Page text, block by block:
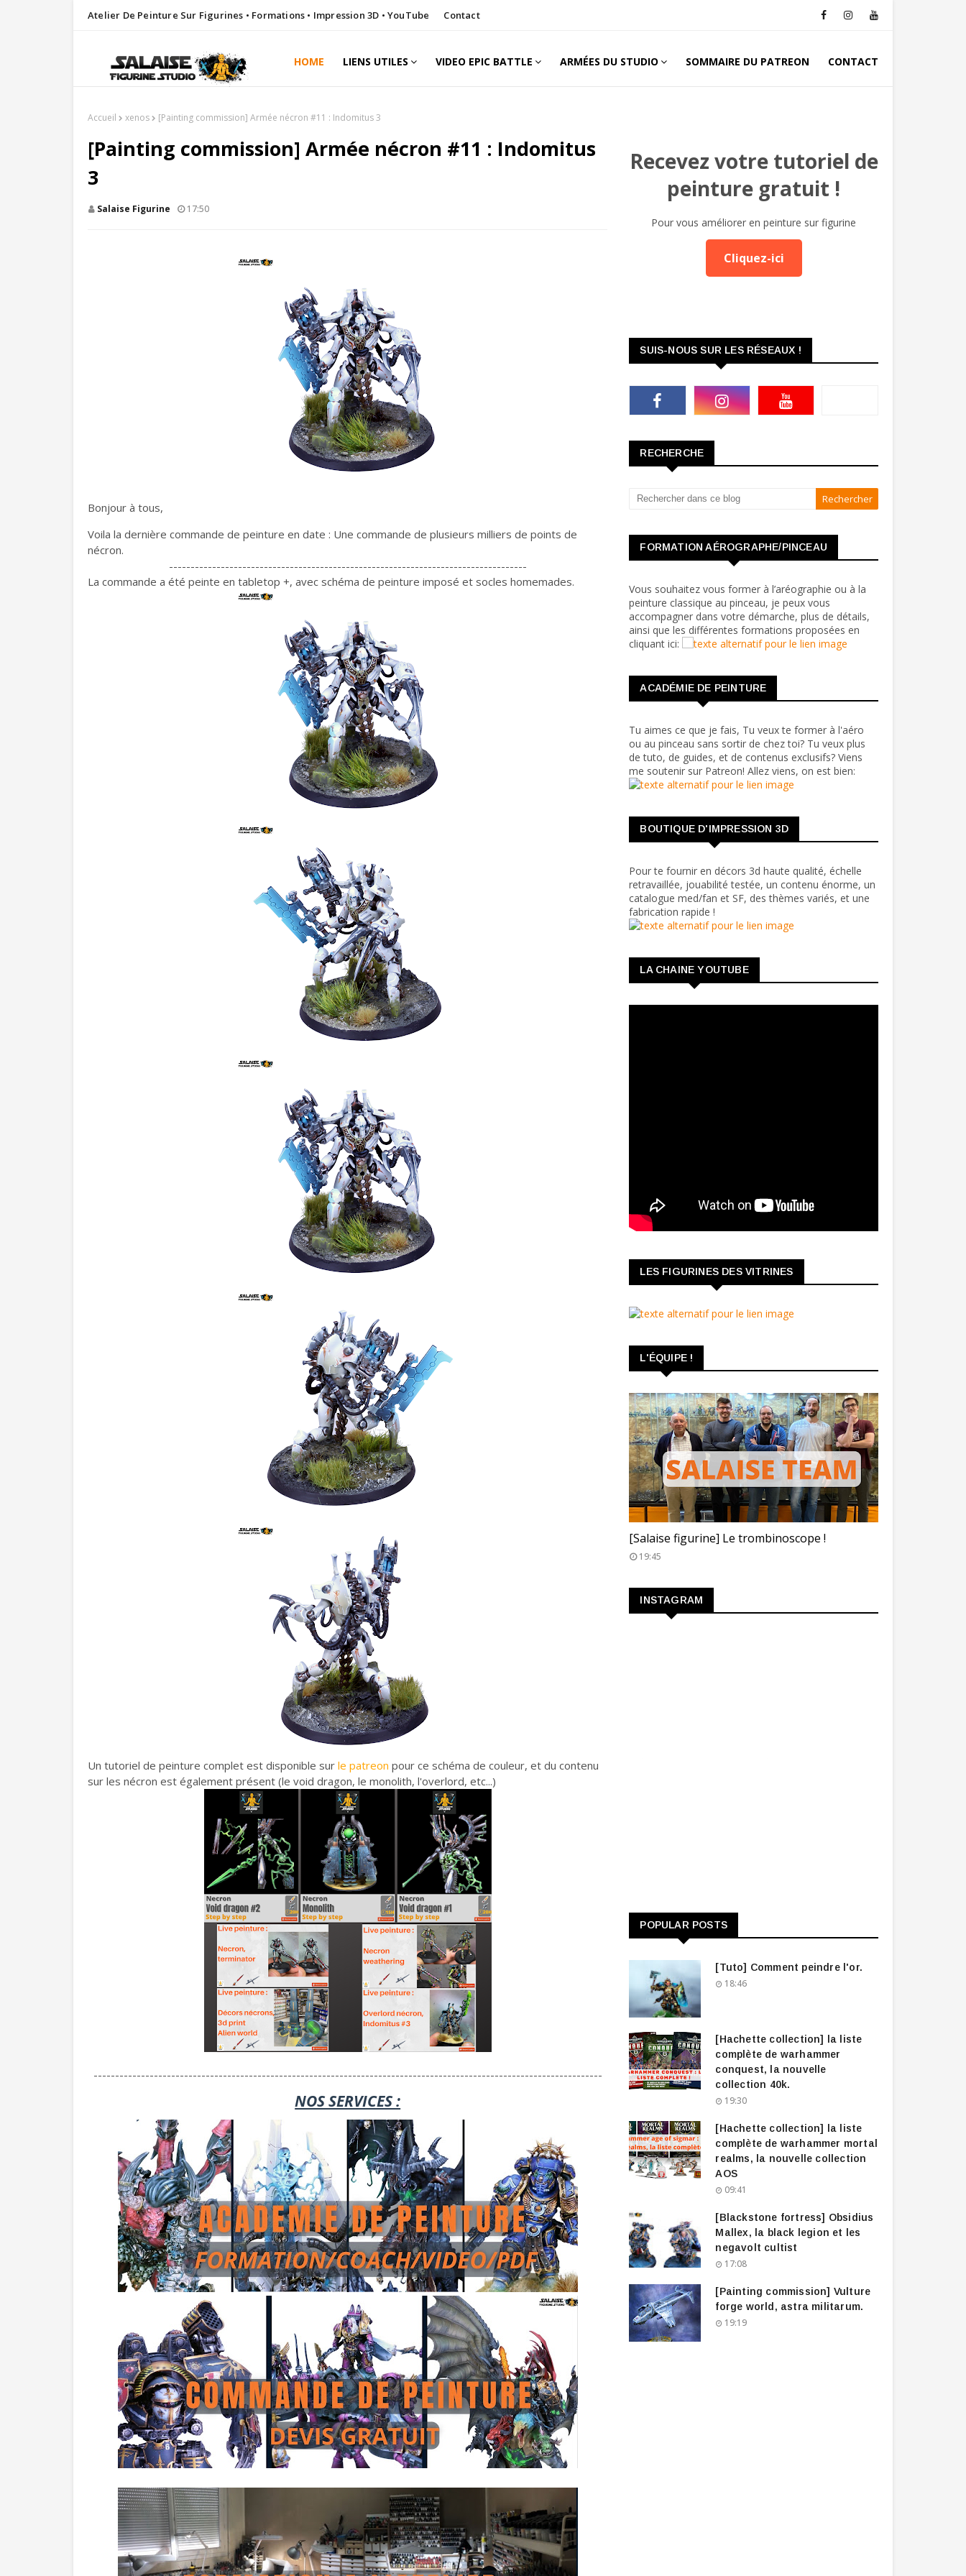
Atelier De Peinture Sur Figurines • Formations • Impression 3D • YouTube Contact
HOME LIENS UTILES VIDEO EPIC BATTLE ARMÉES DU STUDIO SOMMAIRE DU PATREON CONTACT
Accueil xenos [Painting commission] Armée nécron #11 : Indomitus 3
[Painting commission] Armée nécron #11 : Indomitus
3
Salaise Figurine 17:50
Bonjour à tous,
Voila la dernière commande de peinture en date : Une commande de plusieurs milliers de points de
nécron.
-----------------------------------------------------------------------------------
La commande a été peinte en tabletop +, avec schéma de peinture imposé et socles homemades.
Un tutoriel de peinture complet est disponible sur le patreon pour ce schéma de couleur, et du contenu
sur les nécron est également présent (le void dragon, le monolith, l'overlord, etc...)
----------------------------------------------------------------------------------------------------------------------
NOS SERVICES :
Recevez votre tutoriel de
peinture gratuit !
Pour vous améliorer en peinture sur figurine
Cliquez-ici
SUIS-NOUS SUR LES RÉSEAUX !
RECHERCHE
FORMATION AÉROGRAPHE/PINCEAU
Vous souhaitez vous former à l’aréographie ou à la
peinture classique au pinceau, je peux vous
accompagner dans votre démarche, plus de détails,
ainsi que les différentes formations proposées en
cliquant ici:
ACADÉMIE DE PEINTURE
Tu aimes ce que je fais, Tu veux te former à l'aéro
ou au pinceau sans sortir de chez toi? Tu veux plus
de tuto, de guides, et de contenus exclusifs? Viens
me soutenir sur Patreon! Allez viens, on est bien:
BOUTIQUE D'IMPRESSION 3D
Pour te fournir en décors 3d haute qualité, échelle
retravaillée, jouabilité testée, un contenu énorme, un
catalogue med/fan et SF, des thèmes variés, et une
fabrication rapide !
LA CHAINE YOUTUBE
LES FIGURINES DES VITRINES
L'ÉQUIPE !
[Salaise figurine] Le trombinoscope !
19:45
INSTAGRAM
POPULAR POSTS
[Tuto] Comment peindre l'or.
18:46
[Hachette collection] la liste
complète de warhammer
conquest, la nouvelle
collection 40k.
19:30
[Hachette collection] la liste
complète de warhammer mortal
realms, la nouvelle collection
AOS
09:41
[Blackstone fortress] Obsidius
Mallex, la black legion et les
negavolt cultist
17:08
[Painting commission] Vulture
forge world, astra militarum.
19:19